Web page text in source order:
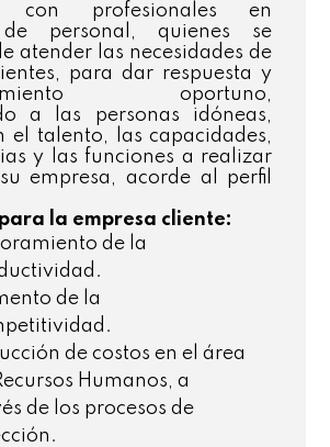
con profesionales en
de personal, quienes se
atender las necesidades de
para dar respuesta y
oportuno,
a las personas idóneas,
el talento, las capacidades,
y las funciones a realizar
empresa, acorde al perfil
la empresa cliente:
de la
de la
de costos en el área
Humanos, a
de los procesos de